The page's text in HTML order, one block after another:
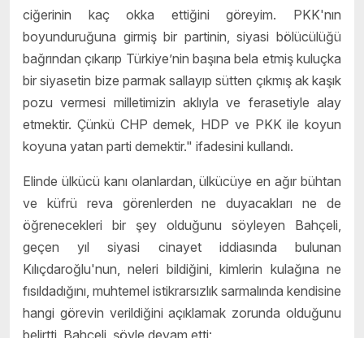
ciğerinin kaç okka ettiğini göreyim. PKK'nın
boyunduruğuna girmiş bir partinin, siyasi bölücülüğü
bağrından çıkarıp Türkiye’nin başına bela etmiş kuluçka
bir siyasetin bize parmak sallayıp sütten çıkmış ak kaşık
pozu vermesi milletimizin aklıyla ve ferasetiyle alay
etmektir. Çünkü CHP demek, HDP ve PKK ile koyun
koyuna yatan parti demektir." ifadesini kullandı.
Elinde ülkücü kanı olanlardan, ülkücüye en ağır bühtan
ve küfrü reva görenlerden ne duyacakları ne de
öğrenecekleri bir şey olduğunu söyleyen Bahçeli,
geçen yıl siyasi cinayet iddiasında bulunan
Kılıçdaroğlu'nun, neleri bildiğini, kimlerin kulağına ne
fısıldadığını, muhtemel istikrarsızlık sarmalında kendisine
hangi görevin verildiğini açıklamak zorunda olduğunu
belirtti. Bahçeli, şöyle devam etti: